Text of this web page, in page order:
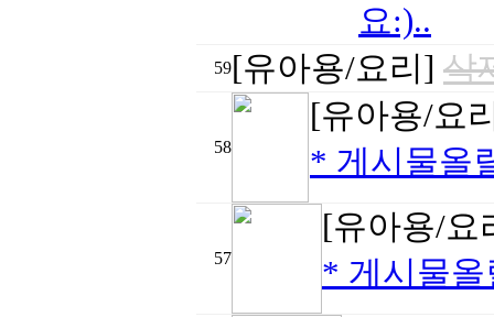
요:)..
59[유아용/요리] 삭
58
[유아용/요
* 게시물올
57
[유아용/
* 게시물올